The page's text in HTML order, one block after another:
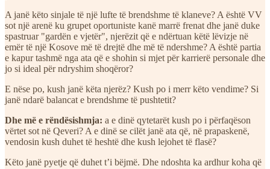
A janë këto sinjale të një lufte të brendshme të klaneve? A është VV
sot një arenë ku grupet oportuniste kanë marrë frenat dhe janë duke
spastruar "gardën e vjetër", njerëzit që e ndërtuan këtë lëvizje në
emër të një Kosove më të drejtë dhe më të ndershme? A është partia
e kapur tashmë nga ata që e shohin si mjet për karrierë personale dhe
jo si ideal për ndryshim shoqëror?
E nëse po, kush janë këta njerëz? Kush po i merr këto vendime? Si
janë ndarë balancat e brendshme të pushtetit?
Dhe më e rëndësishmja: a e dinë qytetarët kush po i përfaqëson
vërtet sot në Qeveri? A e dinë se cilët janë ata që, në prapaskenë,
vendosin kush duhet të heshtë dhe kush lejohet të flasë?
Këto janë pyetje që duhet t’i bëjmë. Dhe ndoshta ka ardhur koha që